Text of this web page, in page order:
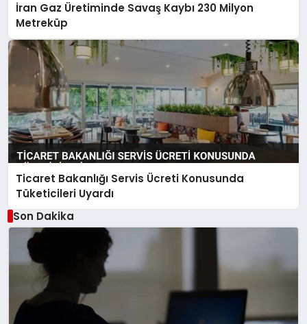
İran Gaz Üretiminde Savaş Kaybı 230 Milyon
Metreküp
Ticaret Bakanlığı Servis Ücreti Konusunda
Tüketicileri Uyardı
Son Dakika